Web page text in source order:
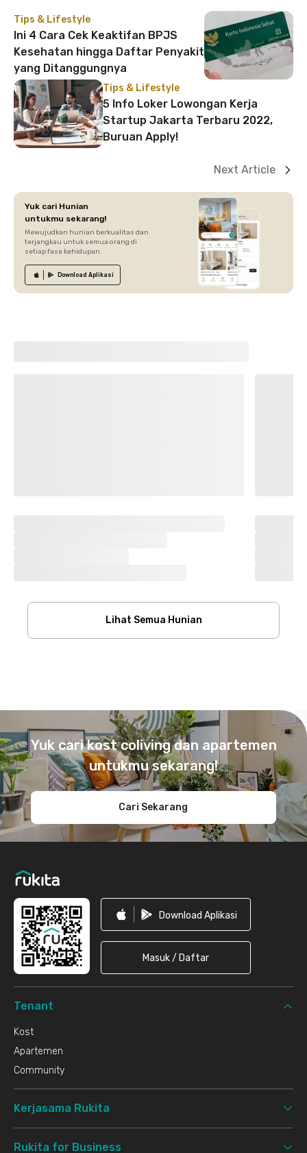
Tips & Lifestyle
Ini 4 Cara Cek Keaktifan BPJS
Kesehatan hingga Daftar Penyakit
yang Ditanggungnya
Tips & Lifestyle
5 Info Loker Lowongan Kerja
Startup Jakarta Terbaru 2022,
Buruan Apply!
Next Article
Yuk cari Hunian
untukmu sekarang!
Mewujudkan hunian berkualitas dan
terjangkau untuk semua orang di
setiap fase kehidupan.
Download Aplikasi
Lihat Semua Hunian
Yuk cari kost coliving dan apartemen
untukmu sekarang!
Cari Sekarang
Download Aplikasi
Masuk / Daftar
Tenant
Kost
Apartemen
Community
Kerjasama Rukita
Rukita for Business